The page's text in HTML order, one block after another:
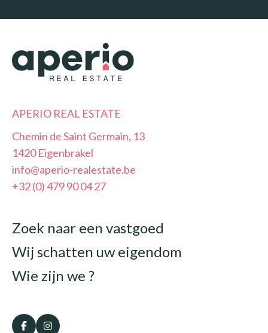
APERIO REAL ESTATE
Chemin de Saint Germain, 13
1420 Eigenbrakel
info@aperio-realestate.be
+32 (0) 479 90 04 27
Zoek naar een vastgoed
Wij schatten uw eigendom
Wie zijn we ?